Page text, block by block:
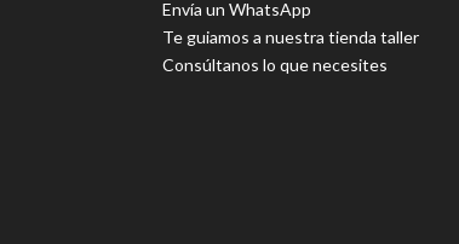
Envía un WhatsApp
Te guiamos a nuestra tienda taller
Consúltanos lo que necesites